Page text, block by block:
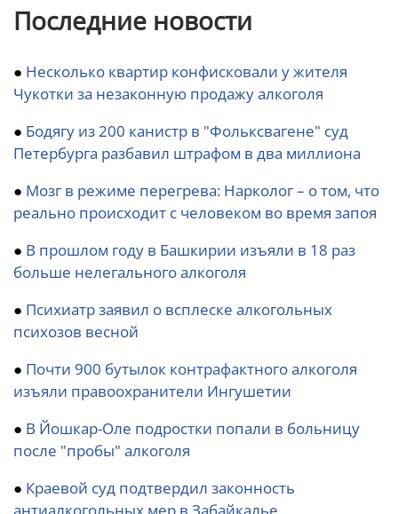
Последние новости
● Несколько квартир конфисковали у жителя
Чукотки за незаконную продажу алкоголя
● Бодягу из 200 канистр в "Фольксвагене" суд
Петербурга разбавил штрафом в два миллиона
● Мозг в режиме перегрева: Нарколог – о том, что
реально происходит с человеком во время запоя
● В прошлом году в Башкирии изъяли в 18 раз
больше нелегального алкоголя
● Психиатр заявил о всплеске алкогольных
психозов весной
● Почти 900 бутылок контрафактного алкоголя
изъяли правоохранители Ингушетии
● В Йошкар-Оле подростки попали в больницу
после "пробы" алкоголя
● Краевой суд подтвердил законность